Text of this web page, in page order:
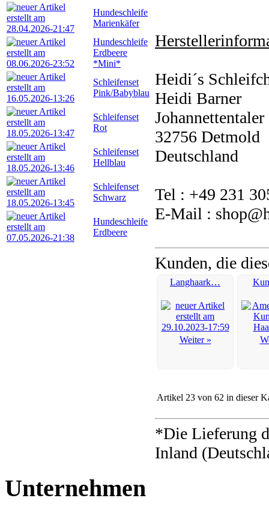
Hundeschleife
Marienkäfer
Hundeschleife
Erdbeere
*Mini*
Schleifenset
Pink/Babyblau
Schleifenset
Rot
Schleifenset
Hellblau
Schleifenset
Schwarz
Hundeschleife
Erdbeere
Heidi´s
Heidi Barner
Johannettentaler
32756 Detmold
Deutschland
Tel : +49 231
E-Mail :
Kunden, die
Langhaark…
Weiter »
Artikel 23 von 62 in dieser
*Die Lieferung
Inland
Unternehmen